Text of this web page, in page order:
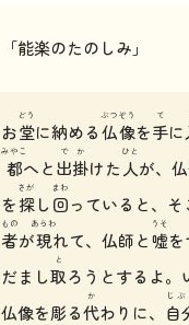
「能楽のたのしみ」
お堂
どう
に納める仏像
ぶつぞう
を手
て
に
都
みやこ
へと出掛
でか
けた 人
ひと
が、
を探
さが
し 回
まわ
っていると、
者
もの
が現
あらわ
れて、仏師と嘘
うそ
だまし取
と
ろうとするよ。
仏像を彫る代
か
わりに、 自
じぶ